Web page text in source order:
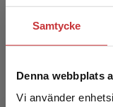
Samtycke
Denna webbplats
Vi använder